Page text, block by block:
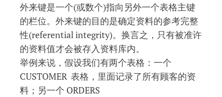
外来键是一个(或数个)指向另外一个表格主键
的栏位。外来键的目的是确定资料的参考完整
性(referential integrity)。换言之，只有被准许
的资料值才会被存入资料库内。
举例来说，假设我们有两个表格：一个
CUSTOMER 表格，里面记录了所有顾客的资
料；另一个 ORDERS